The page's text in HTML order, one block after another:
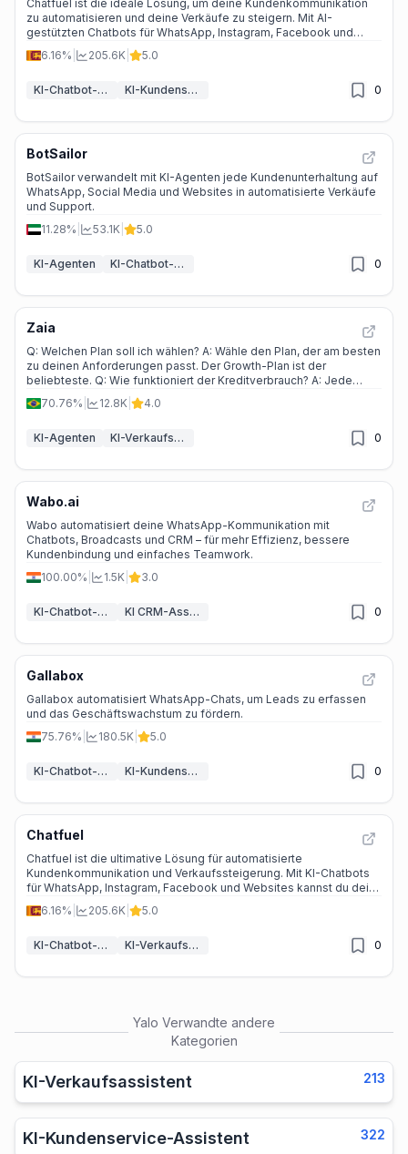
Chatfuel ist die ideale Lösung, um deine Kundenkommunikation
zu automatisieren und deine Verkäufe zu steigern. Mit AI-
gestützten Chatbots für WhatsApp, Instagram, Facebook und
Websites kannst du deine Kundenbindung stärken und deine
Umsätze maximieren.
6.16% 205.6K 5.0
KI-Chatbot-Baukästen KI-Kundenservice-Assistent 0
BotSailor
BotSailor verwandelt mit KI-Agenten jede Kundenunterhaltung auf
WhatsApp, Social Media und Websites in automatisierte Verkäufe
und Support.
11.28%
53.1K 5.0
KI-Agenten KI-Chatbot-Baukästen 0
Zaia
Q: Welchen Plan soll ich wählen? A: Wähle den Plan, der am besten
zu deinen Anforderungen passt. Der Growth-Plan ist der
beliebteste. Q: Wie funktioniert der Kreditverbrauch? A: Jede
Interaktion mit der KI verbraucht Credits. Die Menge hängt von der
Komplexität der Aufgabe ab. Q: Kann ich mit PIX bezahlen? A: Ja,
die KI auf WhatsApp? A: Ja, die KI kann nahtlos in WhatsApp
haben? A: Ja, du kannst mehrere KI-Mitarbeiter in derselben Konto
verwalten. Q: Gibt es eine Whitelabel-Option? A: Ja, Zaia bietet
Whitelabel-Lösungen für Agenturen an.
70.76% 12.8K 4.0
KI-Agenten KI-Verkaufsassistent 0
Wabo.ai
Wabo automatisiert deine WhatsApp-Kommunikation mit
Chatbots, Broadcasts und CRM – für mehr Effizienz, bessere
Kundenbindung und einfaches Teamwork.
100.00%
1.5K 3.0
KI-Chatbot-Baukästen KI CRM-Assistent 0
Gallabox
Gallabox automatisiert WhatsApp-Chats, um Leads zu erfassen
und das Geschäftswachstum zu fördern.
75.76%
180.5K 5.0
KI-Chatbot-Baukästen KI-Kundenservice-Assistent 0
Chatfuel
Chatfuel ist die ultimative Lösung für automatisierte
Kundenkommunikation und Verkaufssteigerung. Mit KI-Chatbots
für WhatsApp, Instagram, Facebook und Websites kannst du dein
Geschäft effizienter und erfolgreicher machen.
6.16% 205.6K 5.0
KI-Chatbot-Baukästen KI-Verkaufsassistent 0
Yalo Verwandte andere
Kategorien
KI-Verkaufsassistent 213
KI-Kundenservice-Assistent 322